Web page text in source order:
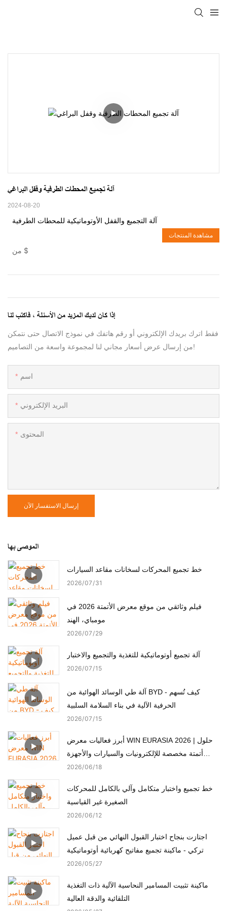
آلة تجميع المحطات الطرفية وقفل البراغي
2024-08-20
آلة التجميع والقفل الأوتوماتيكية للمحطات الطرفية
$
مشاهدة المنتجات
إذا كان لديك المزيد من الأسئلة ، فاكتب لنا
فقط اترك بريدك الإلكتروني أو رقم هاتفك في نموذج الاتصال حتى نتمكن
من إرسال عرض أسعار مجاني لنا لمجموعة واسعة من التصاميم!
اسم
البريد الإلكتروني
المحتوى
إرسال الاستفسار الآن
الموصى بها
خط تجميع المحركات لسخانات مقاعد السيارات
2026 07 31
فيلم وثائقي من موقع معرض الأتمتة 2026 في
مومباي، الهند
2026 07 29
آلة تجميع أوتوماتيكية للتغذية والتجميع والاختبار
2026 07 15
آلة طي الوسائد الهوائية من BYD - كيف تُسهم
الحرفية الآلية في بناء السلامة السلبية
2026 07 15
أبرز فعاليات معرض WIN EURASIA 2026 | حلول
أتمتة مخصصة للإلكترونيات والسيارات والأجهزة
الطبية والمحركات
2026 06 18
خط تجميع واختبار متكامل وآلي بالكامل للمحركات
الصغيرة غير القياسية
2026 06 12
اجتازت بنجاح اختبار القبول النهائي من قبل عميل
تركي - ماكينة تجميع مفاتيح كهربائية أوتوماتيكية
2026 05 27
ماكينة تثبيت المسامير النحاسية الآلية ذات التغذية
التلقائية والدقة العالية